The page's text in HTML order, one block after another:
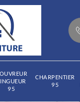
95
CHARPENTIER
95